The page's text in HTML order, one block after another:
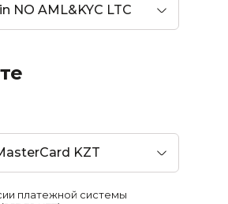
NO AML&KYC LTC
KZT
платежной системы